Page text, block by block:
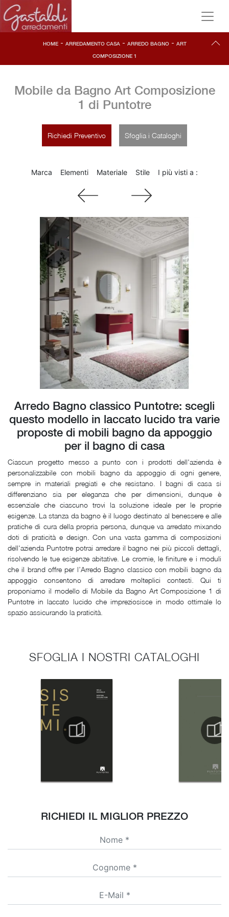
HOME- ARREDAMENTO CASA- ARREDO BAGNO - ART
COMPOSIZIONE 1
Mobile da Bagno Art Composizione
1 di Puntotre
Richiedi Preventivo Sfoglia i Cataloghi
Marca Elementi Materiale Stile I più visti a :
Arredo Bagno classico Puntotre: scegli
questo modello in laccato lucido tra varie
proposte di mobili bagno da appoggio
per il bagno di casa
Ciascun progetto messo a punto con i prodotti dell'azienda è
personalizzabile con mobili bagno da appoggio di ogni genere,
sempre in materiali pregiati e che resistano. I bagni di casa si
differenziano sia per eleganza che per dimensioni, dunque è
essenziale che ciascuno trovi la soluzione ideale per le proprie
esigenze. La stanza da bagno è il luogo destinato al benessere e alle
pratiche di cura della propria persona, dunque va arredato mixando
doti di praticità e design. Con una vasta gamma di composizioni
dell'azienda Puntotre potrai arredare il bagno nei più piccoli dettagli,
risolvendo le tue esigenze abitative. Le cromie, le finiture e i moduli
che il brand offre per l’Arredo Bagno classico con mobili bagno da
appoggio consentono di arredare molteplici contesti. Qui ti
proponiamo il modello di Mobile da Bagno Art Composizione 1 di
Puntotre in laccato lucido che impreziosisce in modo ottimale lo
spazio assicurando la praticità.
SFOGLIA I NOSTRI CATALOGHI
RICHIEDI IL MIGLIOR PREZZO